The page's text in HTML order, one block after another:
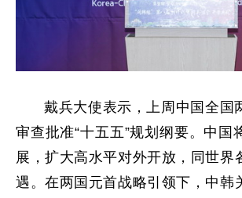
戴兵大使表示，上周中国全国
审查批准“十五五”规划纲要。中国
展，扩大高水平对外开放，同世界
遇。在两国元首战略引领下，中韩